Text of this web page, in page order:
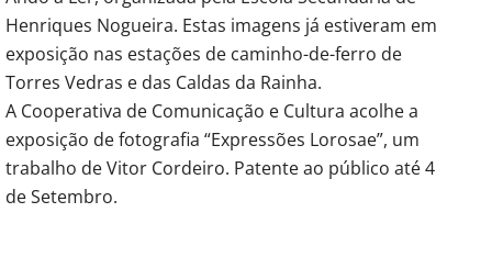
Henriques Nogueira. Estas imagens já estiveram em
exposição nas estações de caminho-de-ferro de
Torres Vedras e das Caldas da Rainha.
A Cooperativa de Comunicação e Cultura acolhe a
exposição de fotografia “Expressões Lorosae”, um
trabalho de Vitor Cordeiro. Patente ao público até 4
de Setembro.